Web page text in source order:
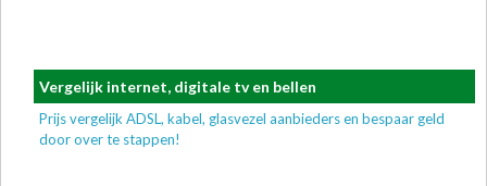
Vergelijk internet, digitale tv en bellen
Prijs vergelijk ADSL, kabel, glasvezel aanbieders en bespaar geld
door over te stappen!